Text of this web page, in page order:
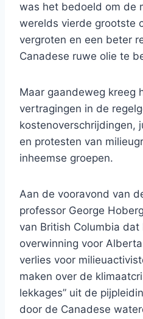
was het bedoeld om de
werelds vierde grootste
vergroten en een beter
Canadese ruwe olie te
Maar gaandeweg kreeg
vertragingen in de
kostenoverschrijdingen,
en protesten van
inheemse groepen.
Aan de vooravond van
professor George
van British Columbia dat
overwinning voor
verlies voor
maken over de
lekkages” uit de
door de Canadese